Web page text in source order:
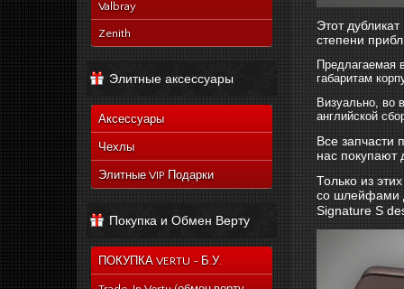
Valbray
Zenith
Элитные аксессуары
Аксессуары
Чехлы
Элитные VIP Подарки
Покупка и Обмен Верту
ПОКУПКА VERTU - Б.У.
Этот
степени
Предлагаемая
габаритам
Визуально, во
английской
Все запчасти
нас покупают
Только из
со шлейфами
Signature S